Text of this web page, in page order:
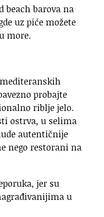
beach barova na
uz piće možete
more.
probajte
riblje jelo.
ostrva, u selima
autentičnije
nego restorani na
jer su
u